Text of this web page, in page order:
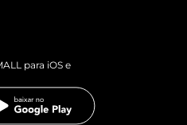
para iOS e